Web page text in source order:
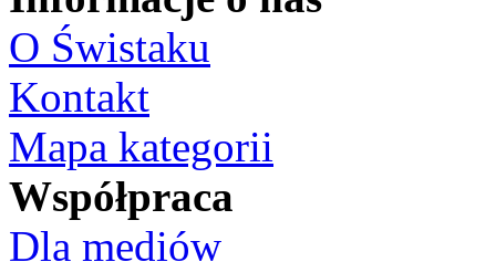
O Świstaku
Kontakt
Mapa kategorii
Współpraca
Dla mediów